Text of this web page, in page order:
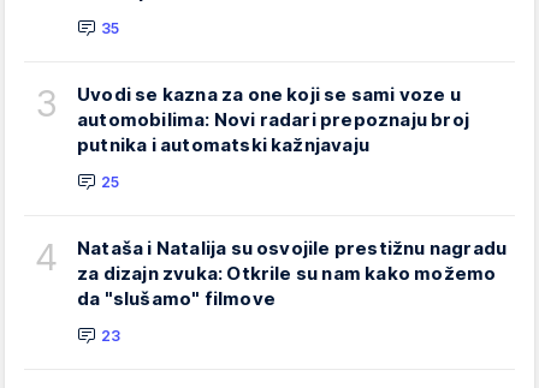
35
3
Uvodi se kazna za one koji se sami voze u
automobilima: Novi radari prepoznaju broj
putnika i automatski kažnjavaju
25
4
Nataša i Natalija su osvojile prestižnu nagradu
za dizajn zvuka: Otkrile su nam kako možemo
da "slušamo" filmove
23